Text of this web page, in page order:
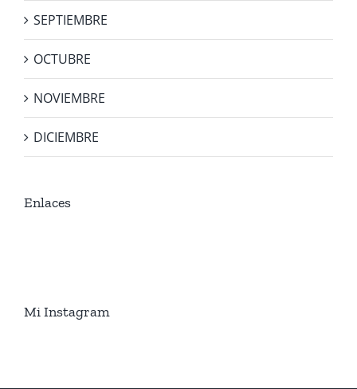
SEPTIEMBRE
OCTUBRE
NOVIEMBRE
DICIEMBRE
Enlaces
Mi Instagram